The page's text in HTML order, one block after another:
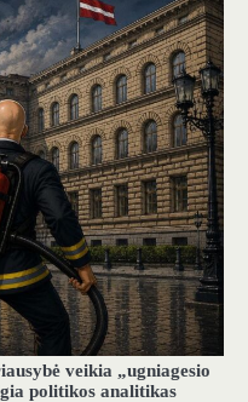
veikia „ugniagesio
politikos analitikas